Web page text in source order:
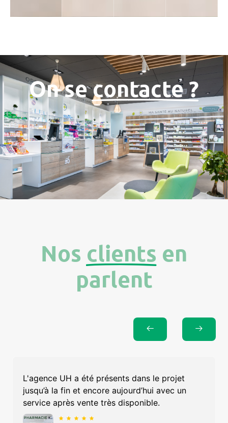
On secontacte ?
Nos clients en
parlent
L'agence UH a été présents dans le projet
jusqu’à la fin et encore aujourd’hui avec un
service après vente très disponible.